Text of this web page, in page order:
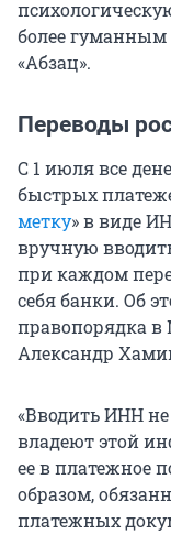
более
«Абзац».
Переводы
С 1 июля все
быстрых
метку» в виде
вручную
при каждом
себя банки. Об
правопорядка в
Александр
«Вводить ИНН
владеют этой
ее в платежное
образом,
платежных